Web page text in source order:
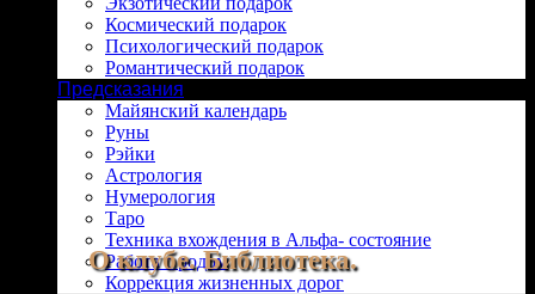
Космический подарок
Психологический подарок
Романтический подарок
Предсказания
Майянский календарь
Руны
Рэйки
Астрология
Нумерология
Таро
Техника вхождения в Альфа- состояние
Работа с родом
Коррекция жизненных дорог
О клубе. Библиотека.